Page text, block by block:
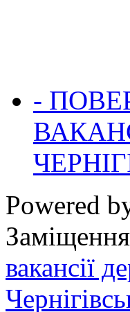
-
Powered
вакансії